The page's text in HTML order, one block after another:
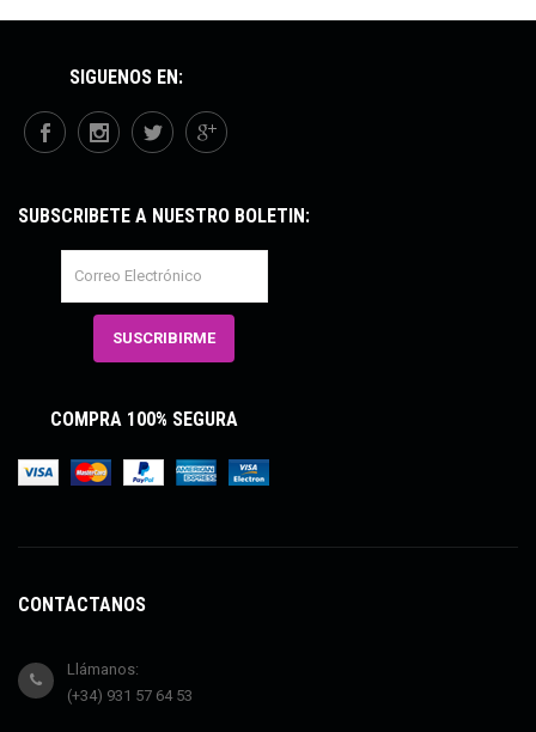
SÍGUENOS EN:
SUBSCRÍBETE A NUESTRO BOLETÍN:
COMPRA 100% SEGURA
CONTÁCTANOS
Llámanos:
(+34) 931 57 64 53